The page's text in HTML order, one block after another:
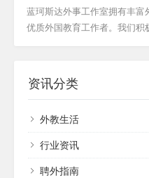
务有限公
合作伙伴
伦敦大学
以来，
人才选
蓝珂斯达外事工作室拥有丰
优质外国教育工作者。我们积
资讯分类
外教生活
行业资讯
聘外指南